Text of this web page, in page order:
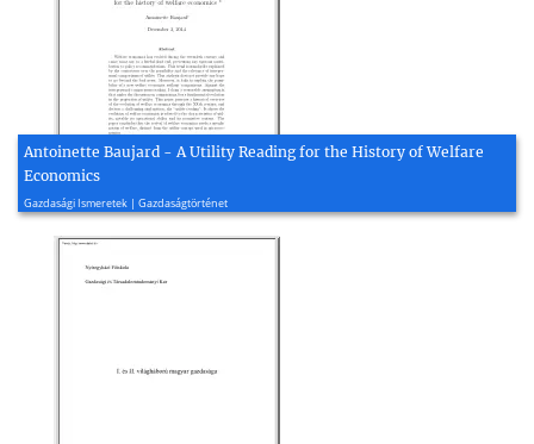
Antoinette Baujard - A Utility Reading for the History of Welfare
Economics
Gazdasági Ismeretek | Gazdaságtörténet
2014, 29 oldal